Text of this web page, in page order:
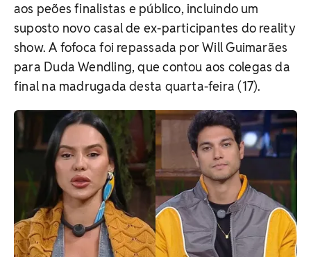
aos peões finalistas e público, incluindo um
suposto novo casal de ex-participantes do reality
show. A fofoca foi repassada por Will Guimarães
para Duda Wendling, que contou aos colegas da
final na madrugada desta quarta-feira (17).